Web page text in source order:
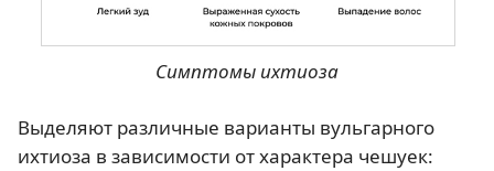
Симптомы ихтиоза
Выделяют различные варианты вульгарного
ихтиоза в зависимости от характера чешуек: